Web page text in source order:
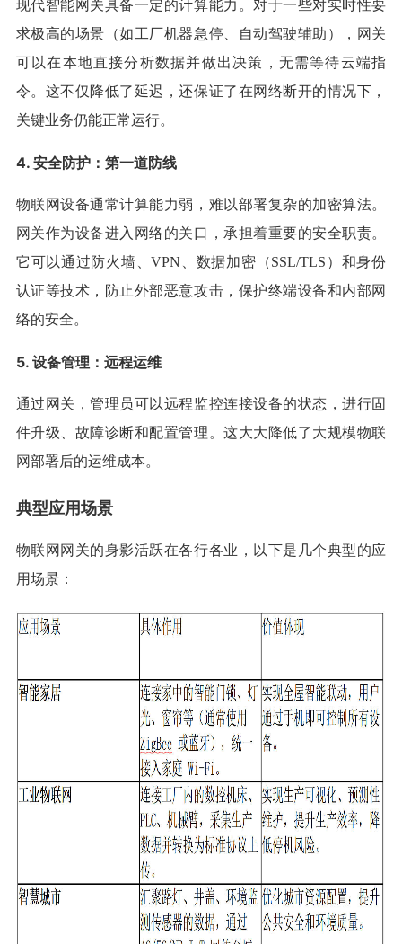
现代智能网关具备一定的计算能力。对于一些对实时性要
求极高的场景（如工厂机器急停、自动驾驶辅助），网关
可以在本地直接分析数据并做出决策，无需等待云端指
令。这不仅降低了延迟，还保证了在网络断开的情况下，
关键业务仍能正常运行。
4. 安全防护：第一道防线
物联网设备通常计算能力弱，难以部署复杂的加密算法。
网关作为设备进入网络的关口，承担着重要的安全职责。
它可以通过防火墙、VPN、数据加密（SSL/TLS）和身份
认证等技术，防止外部恶意攻击，保护终端设备和内部网
络的安全。
5. 设备管理：远程运维
通过网关，管理员可以远程监控连接设备的状态，进行固
件升级、故障诊断和配置管理。这大大降低了大规模物联
网部署后的运维成本。
典型应用场景
物联网网关的身影活跃在各行各业，以下是几个典型的应
用场景：